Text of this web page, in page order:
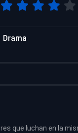
Drama
que luchan en la